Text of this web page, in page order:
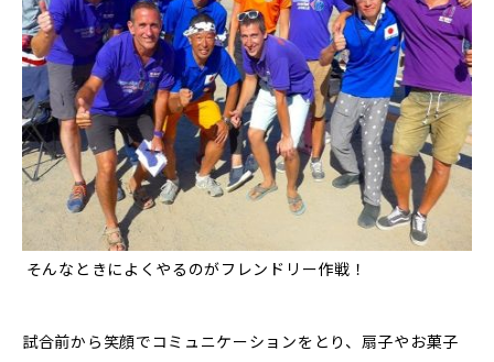
そんなときによくやるのがフレンドリー作戦！
試合前から笑顔でコミュニケーションをとり、扇子やお菓子